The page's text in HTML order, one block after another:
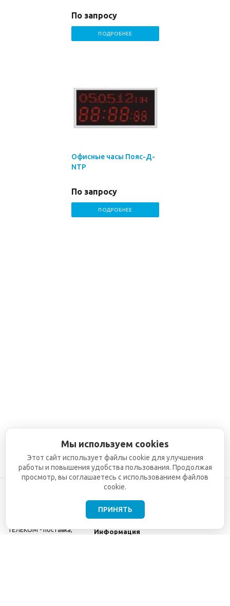
По запросу
ПОДРОБНЕЕ
Офисные часы Пояс-Д-
NTP
По запросу
ПОДРОБНЕЕ
ТЕЛЕКОМ - поставка,
Информация
Мы используем cookies
Этот сайт использует файлы cookie для улучшения
работы и повышения удобства пользования. Продолжая
просмотр, вы соглашаетесь с использованием файлов
cookie.
ПРИНЯТЬ